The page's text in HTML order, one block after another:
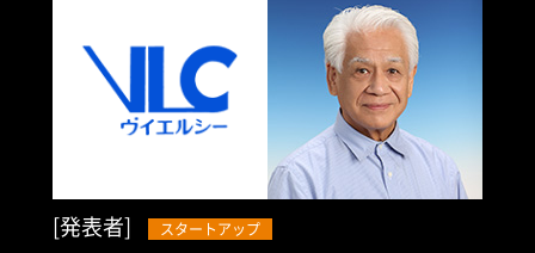
[発表者] スタートアップ